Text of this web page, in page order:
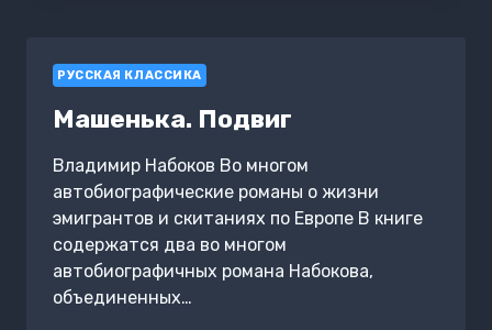
РУССКАЯ КЛАССИКА
Машенька. Подвиг
Владимир Набоков Во многом
автобиографические романы о жизни
эмигрантов и скитаниях по Европе В книге
содержатся два во многом
автобиографичных романа Набокова,
объединенных…